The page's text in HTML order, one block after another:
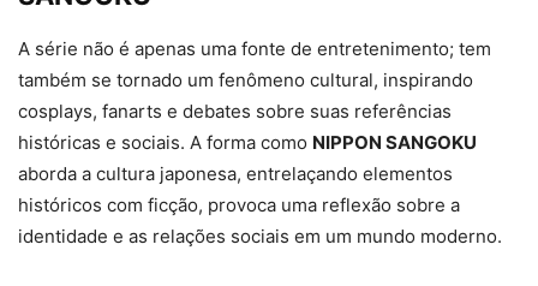
A série não é apenas uma fonte de entretenimento; tem
também se tornado um fenômeno cultural, inspirando
cosplays, fanarts e debates sobre suas referências
históricas e sociais. A forma como NIPPON SANGOKU
aborda a cultura japonesa, entrelaçando elementos
históricos com ficção, provoca uma reflexão sobre a
identidade e as relações sociais em um mundo moderno.